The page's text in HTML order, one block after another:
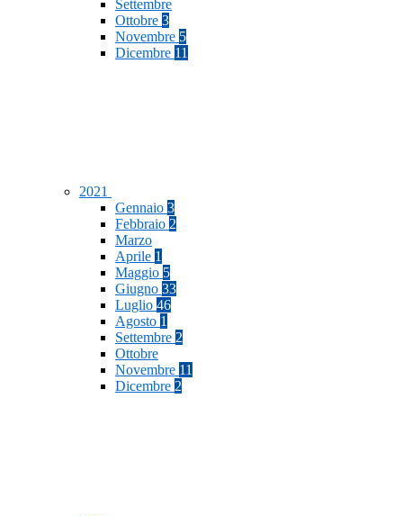
Settembre
Ottobre 3
Novembre 5
Dicembre 11
2021
Gennaio 3
Febbraio 2
Marzo
Aprile 1
Maggio 5
Giugno 33
Luglio 46
Agosto 1
Settembre 2
Ottobre
Novembre 11
Dicembre 2